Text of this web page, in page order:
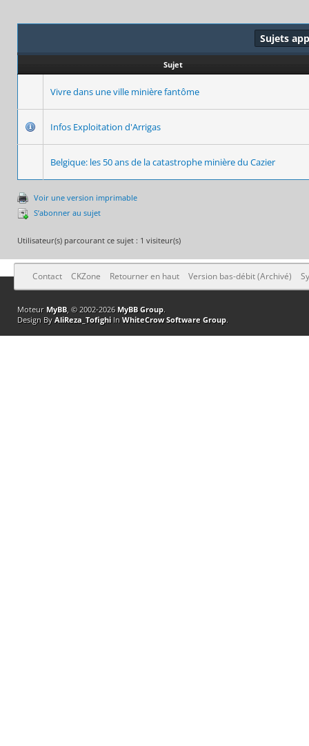
Sujets
Sujet
Vivre dans une ville minière fantôme
Infos Exploitation d'Arrigas
Belgique: les 50 ans de la catastrophe minière du Cazier
Voir une version imprimable
S’abonner au sujet
Utilisateur(s) parcourant ce sujet : 1 visiteur(s)
Contact CKZone Retourner en haut Version bas-débit (Archivé)
Moteur MyBB, © 2002-2026 MyBB Group.
Design By AliReza_TofighiIn WhiteCrow Software Group.